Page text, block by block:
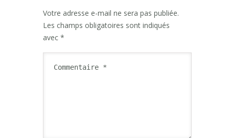
Votre adresse e-mail ne sera pas publiée.
Les champs obligatoires sont indiqués
avec *